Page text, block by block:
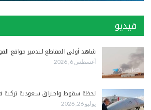
فيديو
شاهد أولى المقاطع لتدمير مواقع
أغسطس 6, 2026
لحظة سقوط واحتراق سعودية تركية
يوليو 26, 2026